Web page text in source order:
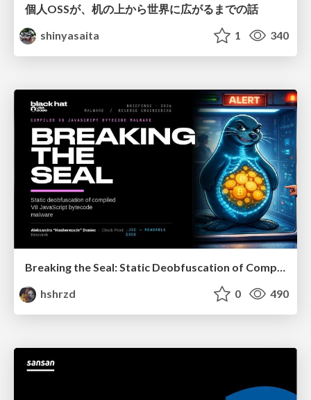
個人OSSが、机の上から世界に広がるまでの話
shinyasaita
1 340
Breaking the Seal: Static Deobfuscation of Compiled V8 JavaScript Bytecode Malware
hshrzd
0 490